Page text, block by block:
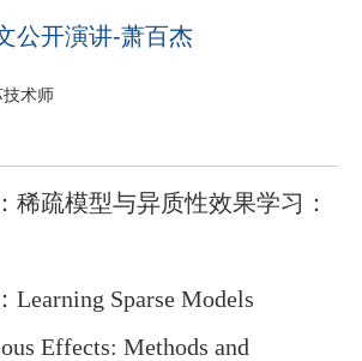
公开演讲-萧百杰
技术师
稀疏模型与异质性效果学习：
Learning Sparse Models
Effects: Methods and